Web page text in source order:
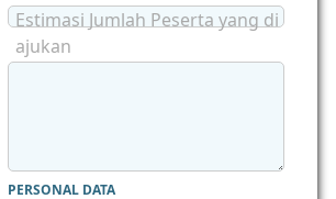
Estimasi Jumlah Peserta yang di
ajukan
PERSONAL DATA